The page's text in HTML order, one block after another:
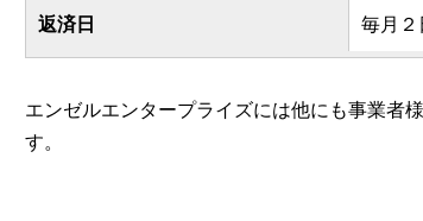
返済日 毎月２
エンゼルエンタープライズには他にも事業者
す。